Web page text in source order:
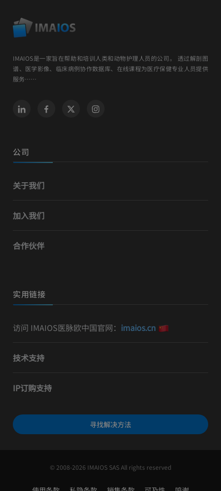
IMAIOS是一家旨在帮助和培训人类和动物护理人员的公司。 透过解剖图
谱、医学影像、临床病例协作数据库、在线课程为医疗保健专业人员提供
服务……
公司
关于我们
加入我们
合作伙伴
实用链接
访问 IMAIOS医脉欧中国官网： imaios.cn
技术支持
IP订购支持
寻找解决方法
© 2008-2026 IMAIOS SAS All rights reserved